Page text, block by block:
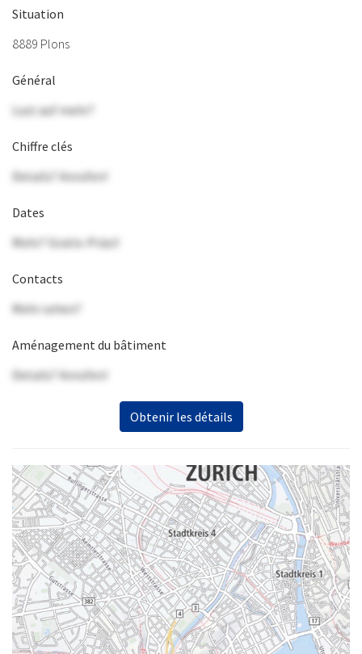
Situation
8889 Plons
Général
Lust auf mehr?
Chiffre clés
Details? Anrufen!
Dates
Mehr? Gratis-Präsi!
Contacts
Mehr sehen?
Aménagement du bâtiment
Details? Anrufen!
Obtenir les détails